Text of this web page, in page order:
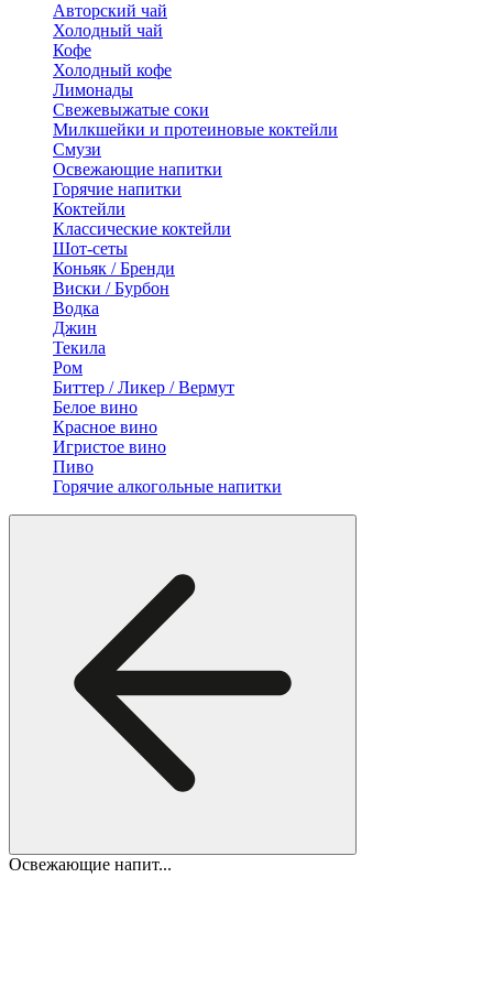
Авторский чай
Холодный чай
Кофе
Холодный кофе
Лимонады
Свежевыжатые соки
Милкшейки и протеиновые коктейли
Смузи
Освежающие напитки
Горячие напитки
Коктейли
Классические коктейли
Шот-сеты
Коньяк / Бренди
Виски / Бурбон
Водка
Джин
Текила
Ром
Биттер / Ликер / Вермут
Белое вино
Красное вино
Игристое вино
Пиво
Горячие алкогольные напитки
Освежающие напит...